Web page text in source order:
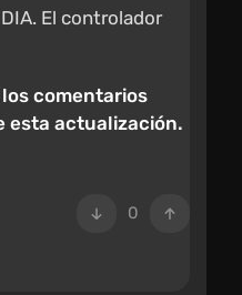
El controlador
comentarios
esta actualización.
0